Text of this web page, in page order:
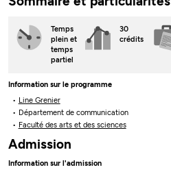
Temps
plein et
temps
partiel
30
crédits
Information sur le programme
Line Grenier
Département de communication
Faculté des arts et des sciences
Admission
Information sur l'admission